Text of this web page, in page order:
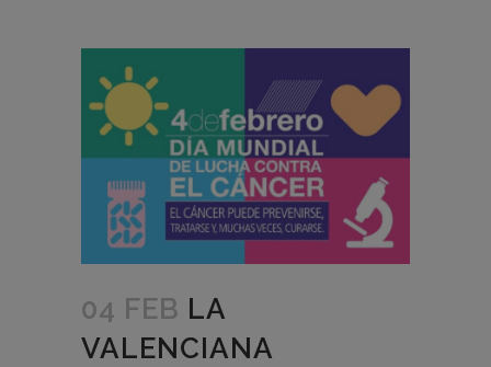
04 FEB LA
VALENCIANA